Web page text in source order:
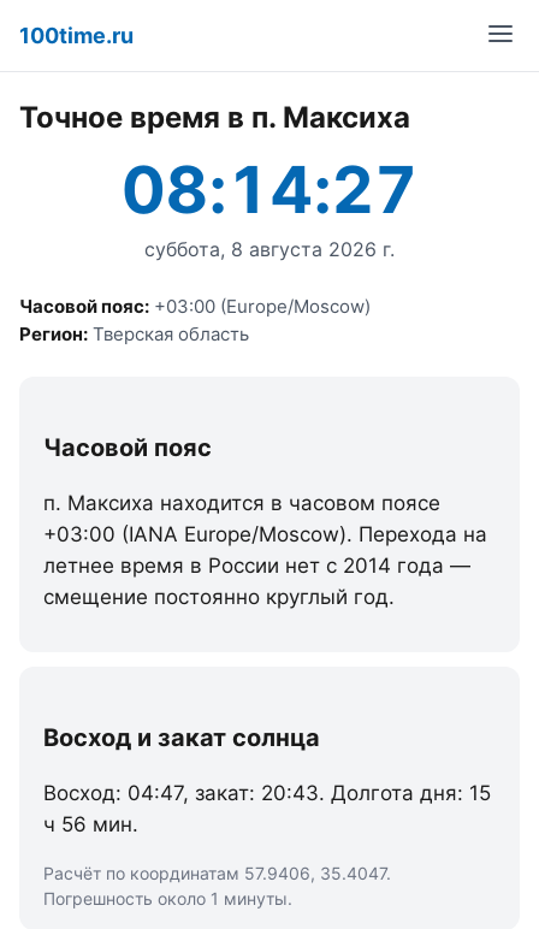
100time.ru
Точное время в п. Максиха
08:14:27
суббота, 8 августа 2026 г.
Часовой пояс: +03:00 (Europe/Moscow)
Регион: Тверская область
Часовой пояс
п. Максиха находится в часовом поясе
+03:00 (IANA Europe/Moscow). Перехода на
летнее время в России нет с 2014 года —
смещение постоянно круглый год.
Восход и закат солнца
Восход: 04:47, закат: 20:43. Долгота дня: 15
ч 56 мин.
Расчёт по координатам 57.9406, 35.4047.
Погрешность около 1 минуты.